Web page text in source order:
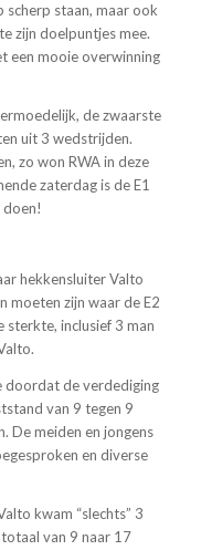
staan, maar ook
zijn doelpuntjes mee.
een mooie overwinning
de zwaarste
uit 3 wedstrijden.
zo won RWA in deze
zaterdag is de E1
doen!
hekkensluiter Valto
moeten zijn waar de E2
sterkte, inclusief 3 man
doordat de verdediging
van 9 tegen 9
De meiden en jongens
en diverse
kwam “slechts” 3
van 9 naar 17